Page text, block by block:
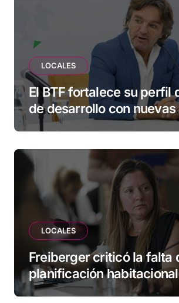
LOCALES
El BTF fortalece su perfil
de desarrollo con nuevas
herramientas para
LOCALES
Freiberger criticó la falta
planificación
Municipio: “Vuoto deja